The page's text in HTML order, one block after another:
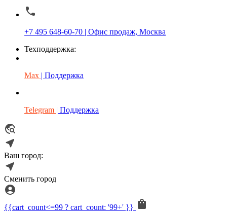
+7 495 648-60-70 | Офис продаж, Москва
Техподдержка:
Max | Поддержка
Telegram | Поддержка
Ваш город:
Сменить город
{{cart_count<=99 ? cart_count: '99+' }}